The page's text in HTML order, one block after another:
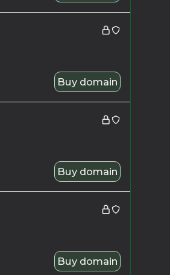
Buy domain
Buy domain
Buy domain